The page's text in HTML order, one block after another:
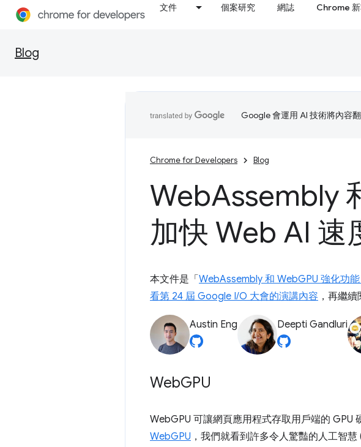
文件 個案研究 網誌 Chrome
Blog
Google 會運用 AI 技術將內容
Chrome for Developers Blog
WebAssembly
加快 Web AI 速
本文件是「 WebAssembly 和 WebGPU 強化功
看第 24 屆 Google I/O 大會的演講內容 ，再繼續
Austin Eng Deepti Gandluri
WebGPU
WebGPU 可讓網頁應用程式存取用戶端的 GPU
WebGPU ，我們就看到許多令人驚豔的人工智慧